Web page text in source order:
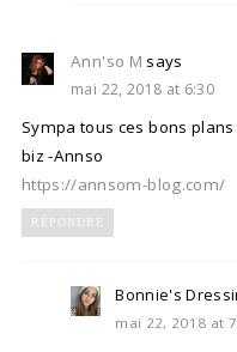
Ann'so M says
mai 22, 2018 at 6:30
Sympa tous ces bons plans
biz -Annso
https://annsom-blog.com/
RÉPONDRE
Bonnie's
mai 22, 2018 at